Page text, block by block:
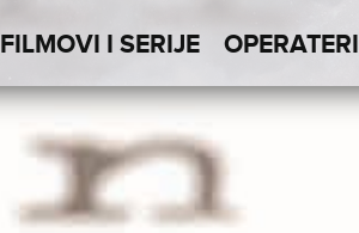
FILMOVI I SERIJE OPERATERI